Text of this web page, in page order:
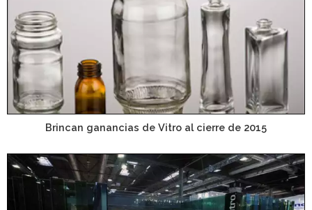
Brincan ganancias de Vitro al cierre de 2015